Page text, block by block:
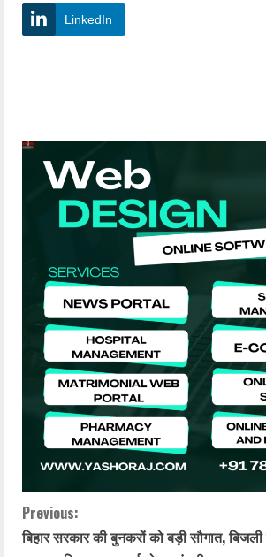
LinkedIn
C
Previous:
बिहार सरकार की बुनकरों को बड़ी सौगात,